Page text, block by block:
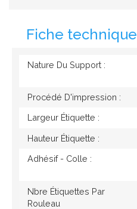
Fiche technique
Nature Du Support :
Procédé D'impression :
Largeur Étiquette :
Hauteur Étiquette :
Adhésif - Colle :
Nbre Étiquettes Par
Rouleau